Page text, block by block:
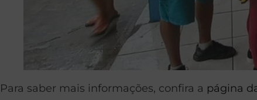
Para saber mais informações, confira a página